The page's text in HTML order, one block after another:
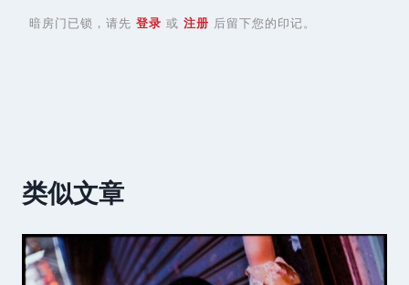
暗房门已锁，请先 登录 或 注册 后留下您的印记。
类似文章